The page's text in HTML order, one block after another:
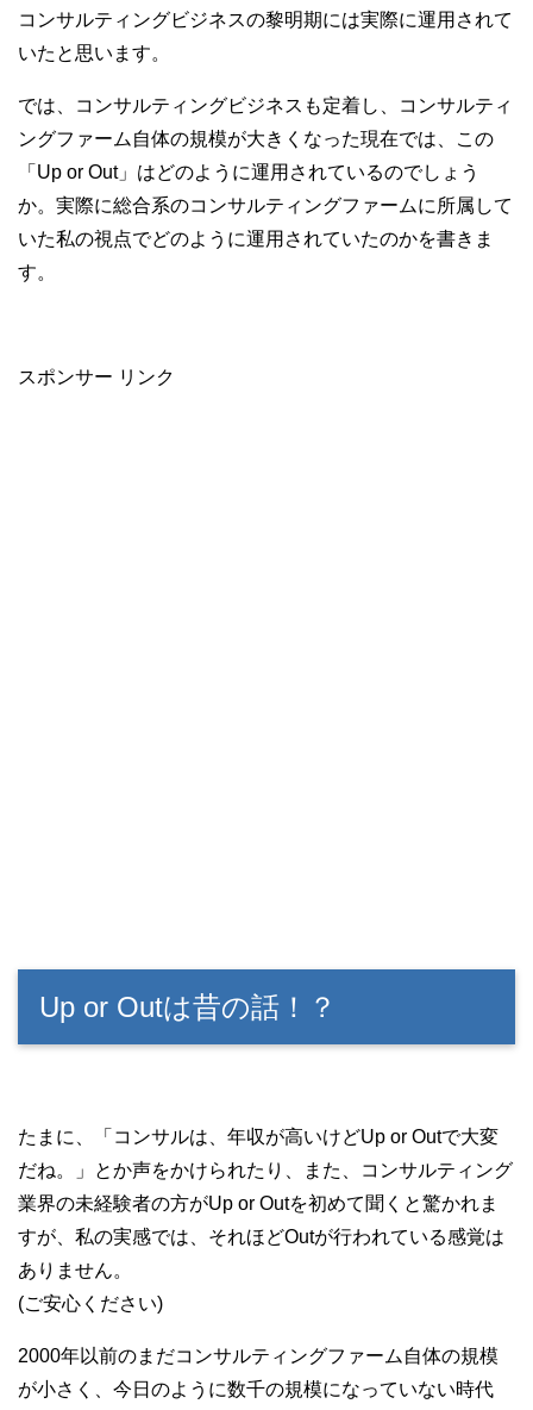
コンサルティングビジネスの黎明期には実際に運用されて
いたと思います。
では、コンサルティングビジネスも定着し、コンサルティ
ングファーム自体の規模が大きくなった現在では、この
「Up or Out」はどのように運用されているのでしょう
か。実際に総合系のコンサルティングファームに所属して
いた私の視点でどのように運用されていたのかを書きま
す。
スポンサー リンク
Up or Outは昔の話！？
たまに、「コンサルは、年収が高いけどUp or Outで大変
だね。」とか声をかけられたり、また、コンサルティング
業界の未経験者の方がUp or Outを初めて聞くと驚かれま
すが、私の実感では、それほどOutが行われている感覚は
ありません。
(ご安心ください)
2000年以前のまだコンサルティングファーム自体の規模
が小さく、今日のように数千の規模になっていない時代